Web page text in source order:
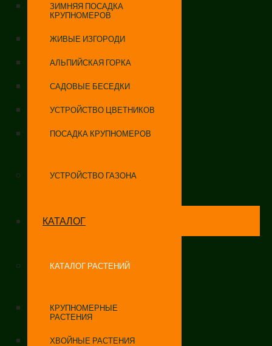
ЗИМНЯЯ ПОСАДКА
КРУПНОМЕРОВ
ЖИВЫЕ ИЗГОРОДИ
АЛЬПИЙСКАЯ ГОРКА
САДОВЫЕ БЕСЕДКИ
УСТРОЙСТВО ЦВЕТНИКОВ
ПОСАДКА КРУПНОМЕРОВ
УСТРОЙСТВО ГАЗОНА
КАТАЛОГ
КАТАЛОГ РАСТЕНИЙ
КРУПНОМЕРНЫЕ
РАСТЕНИЯ
ХВОЙНЫЕ РАСТЕНИЯ